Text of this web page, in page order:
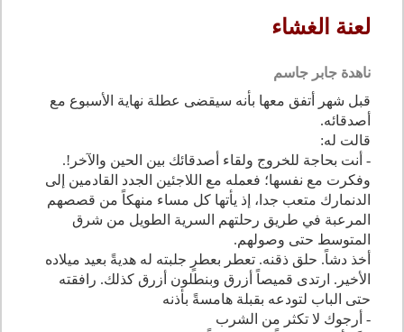
لعنة الغشاء
ناهدة جابر جاسم
قبل شهر أتفق معها بأنه سيقضى عطلة نهاية الأسبوع مع
أصدقائه.
قالت له:
- أنت بحاجة للخروج ولقاء أصدقائك بين الحين والآخر!.
وفكرت مع نفسها؛ فعمله مع اللاجئين الجدد القادمين إلى
الدنمارك متعب جدا، إذ يأتها كل مساء منهكاً من قصصهم
المرعبة في طريق رحلتهم السرية الطويل من شرق
المتوسط حتى وصولهم.
أخذ دشاً. حلق ذقنه. تعطر بعطرٍ جلبته له هديةً بعيد ميلاده
الأخير. ارتدى قميصاً أزرق وبنطلون أزرق كذلك. رافقته
حتى الباب لتودعه بقبلة هامسةً بأذنه
- أرجوك لا تكثر من الشرب